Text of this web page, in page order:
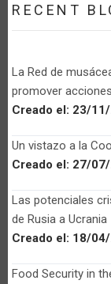
RECENT
La Red de
promover
Creado el: 23/
Un vistazo a la
Creado el: 27/
Las potenciales
de Rusia a Ucrania
Creado el: 18/
Food Security in